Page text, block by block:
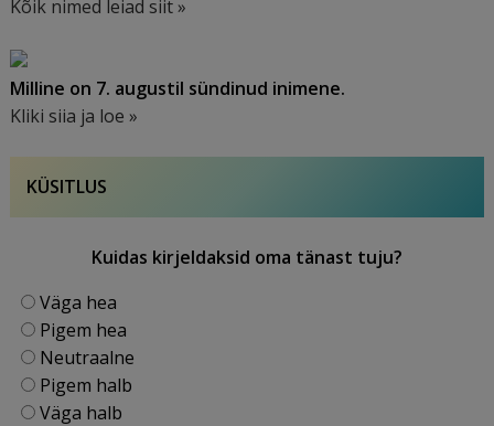
Kõik nimed leiad siit »
Milline on 7. augustil sündinud inimene.
Kliki siia ja loe »
KÜSITLUS
Kuidas kirjeldaksid oma tänast tuju?
Väga hea
Pigem hea
Neutraalne
Pigem halb
Väga halb